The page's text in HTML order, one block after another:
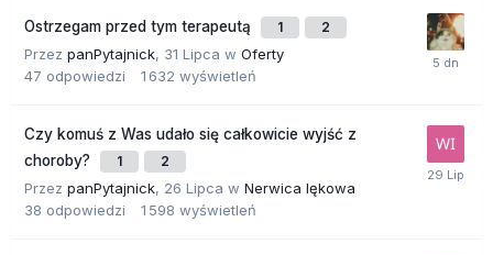
Ostrzegam przed tym terapeutą 1 2
Przez panPytajnick, 31 Lipca w Oferty
47 odpowiedzi 1 632 wyświetleń
Czy komuś z Was udało się całkowicie wyjść z
choroby?
1 2
Przez panPytajnick, 26 Lipca w Nerwica lękowa
38 odpowiedzi 1 598 wyświetleń